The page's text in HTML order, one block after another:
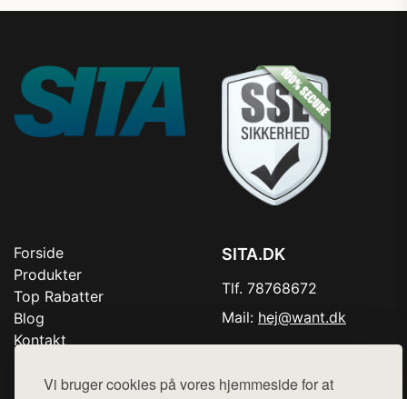
Vi bruger cookies på vores hjemmeside for at
Forside
Produkter
Top Rabatter
Blog
Kontakt
SITA.DK
Tlf. 78768672
Mail: hej@want.dk